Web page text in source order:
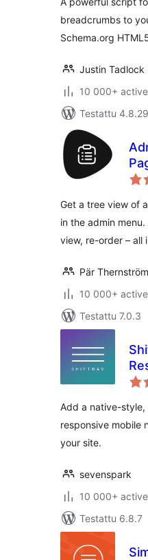
breadcrumbs to
Schema.org
Justin Tadlock
10 000+
Testattu 4.8.29
Get a tree view of
in the admin
view, re-order – all
Pär Thernström
10 000+
Testattu 7.0.3
Add a native-
responsive mobile
your site.
sevenspark
10 000+
Testattu 6.8.7